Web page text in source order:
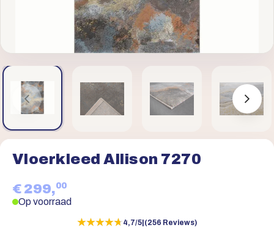
Vloerkleed Allison 7270
€ 299,00
Op voorraad
★★★★★
★★★★★4,7/5 (256 Reviews)